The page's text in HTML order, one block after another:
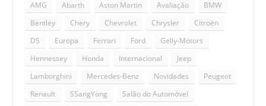
AMG Abarth Aston Martin Avaliação
BMW
Bentley
Chery Chevrolet Chrysler
Citroën
DS
Europa Ferrari Ford
Gelly-Motors
Hennessey
Honda Internacional
Jeep
Lamborghini
Mercedes-Benz Novidades
Peugeot
Renault
SSangYong
Salão do Automóvel